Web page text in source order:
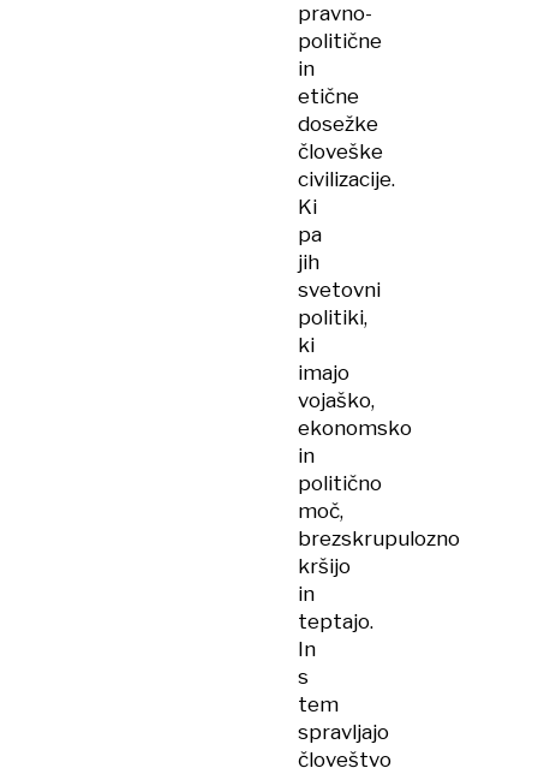
pravno-
politične
in
etične
dosežke
človeške
civilizacije.
Ki
pa
jih
svetovni
politiki,
ki
imajo
vojaško,
ekonomsko
in
politično
moč,
brezskrupulozno
kršijo
in
teptajo.
In
s
tem
spravljajo
človeštvo